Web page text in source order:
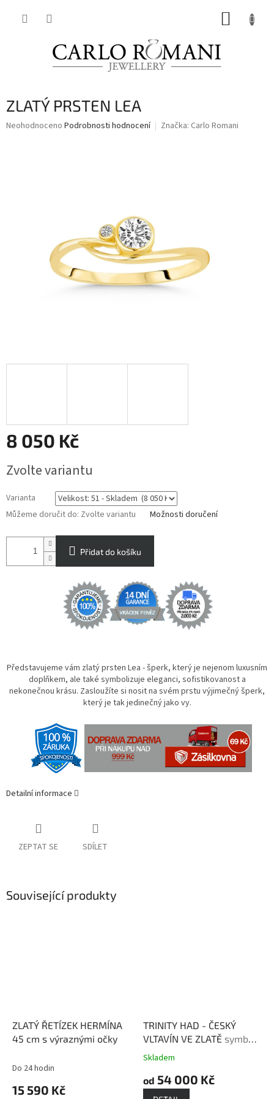
ZLATÝ PRSTEN LEA
Průměrné
Neohodnoceno Podrobnosti hodnocení Značka: Carlo Romani
8 050 Kč
cena:
Zvolte variantu
Varianta
Můžeme doručit do: Zvolte variantu Možnosti doručení
Přidat do košíku
Představujeme vám zlatý prsten Lea - šperk, který je nejenom luxusním
doplňkem, ale také symbolizuje eleganci, sofistikovanost a
nekonečnou krásu. Zasloužíte si nosit na svém prstu výjimečný šperk,
který je tak jedinečný jako vy.
Detailní informace
ZEPTAT SE SDÍLET
Související produkty
ZLATÝ ŘETÍZEK HERMÍNA
45 cm s výraznými očky
Do 24 hodin
15 590 Kč
TRINITY HAD - ČESKÝ
VLTAVÍN VE ZLATĚ symbol
transformace a ochrany,
Průměrné
produktu
Skladem
od 54 000 Kč